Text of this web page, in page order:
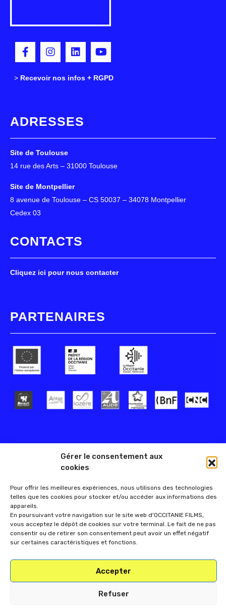
Gérer le consentement aux
cookies
Pour offrir les meilleures expériences, nous utilisons des technologies
telles que les cookies pour stocker et/ou accéder aux informations des
appareils.
En poursuivant votre navigation sur le site web d'OCCITANIE FILMS,
vous acceptez le dépôt de cookies sur votre terminal. Le fait de ne pas
consentir ou de retirer son consentement peut avoir un effet négatif
sur certaines caractéristiques et fonctions.
Accepter
Refuser
> Recevoir nos infos + RGPD
ADRESSES
Site de Toulouse
14 rue des Arts – 31000 Toulouse
Site de Montpellier
8 avenue de Toulouse – CS 50037 – 34078 Montpellier
Cedex 03
CONTACTS
Cliquez ici pour nous contacter
PARTENAIRES